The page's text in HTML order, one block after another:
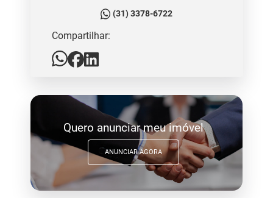
(31) 3378-6722
Compartilhar:
Quero anunciar meu imóvel
ANUNCIAR AGORA